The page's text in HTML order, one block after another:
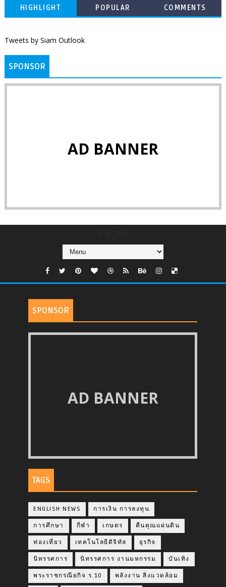
HIGHLIGHT POPULAR COMMENTS
Tweets by Siam Outlook
SPONSOR
AD BANNER
SPONSOR
AD BANNER
TAGS
ENGLISH NEWS การเงิน การลงทุน
การศึกษา กีฬา เกษตร คืนคุณแผ่นดิน
ท่องเที่ยว เทคโนโลยีดิจิทัล ธุรกิจ
นิทรรศการ นิทรรศการ งานมหกรรม บันเทิง
พระราชกรณียกิจ ร.10 พลังงาน สิ่งแวดล้อม